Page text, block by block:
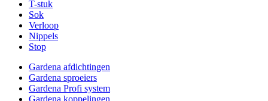
T-stuk
Sok
Verloop
Nippels
Stop
Gardena afdichtingen
Gardena sproeiers
Gardena Profi system
Gardena koppelingen